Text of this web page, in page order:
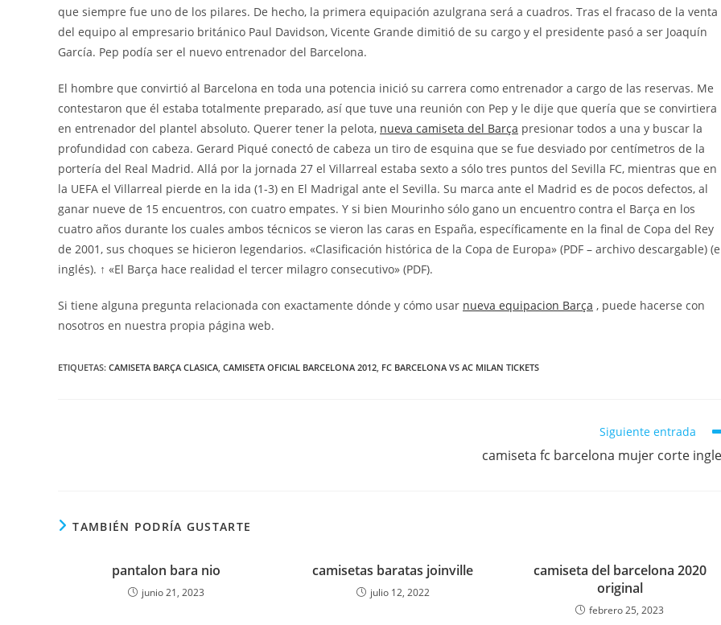
que siempre fue uno de los pilares. De hecho, la primera equipación azulgrana será a cuadros. Tras el fracaso de la venta
del equipo al empresario británico Paul Davidson, Vicente Grande dimitió de su cargo y el presidente pasó a ser Joaquín
García. Pep podía ser el nuevo entrenador del Barcelona.
El hombre que convirtió al Barcelona en toda una potencia inició su carrera como entrenador a cargo de las reservas. Me
contestaron que él estaba totalmente preparado, así que tuve una reunión con Pep y le dije que quería que se convirtiera
en entrenador del plantel absoluto. Querer tener la pelota, nueva camiseta del Barça presionar todos a una y buscar la
profundidad con cabeza. Gerard Piqué conectó de cabeza un tiro de esquina que se fue desviado por centímetros de la
portería del Real Madrid. Allá por la jornada 27 el Villarreal estaba sexto a sólo tres puntos del Sevilla FC, mientras que en
la UEFA el Villarreal pierde en la ida (1-3) en El Madrigal ante el Sevilla. Su marca ante el Madrid es de pocos defectos, al
ganar nueve de 15 encuentros, con cuatro empates. Y si bien Mourinho sólo gano un encuentro contra el Barça en los
cuatro años durante los cuales ambos técnicos se vieron las caras en España, específicamente en la final de Copa del Rey
de 2001, sus choques se hicieron legendarios. «Clasificación histórica de la Copa de Europa» (PDF – archivo descargable)
inglés). ↑ «El Barça hace realidad el tercer milagro consecutivo» (PDF).
Si tiene alguna pregunta relacionada con exactamente dónde y cómo usar nueva equipacion Barça , puede hacerse con
nosotros en nuestra propia página web.
ETIQUETAS: CAMISETA BARÇA CLASICA, CAMISETA OFICIAL BARCELONA 2012, FC BARCELONA VS AC MILAN TICKETS
Siguiente entrada
camiseta fc barcelona mujer corte
TAMBIÉN PODRÍA GUSTARTE
pantalon bara nio
junio 21, 2023
camisetas baratas joinville
julio 12, 2022
camiseta del barcelona 2020
original
febrero 25, 2023